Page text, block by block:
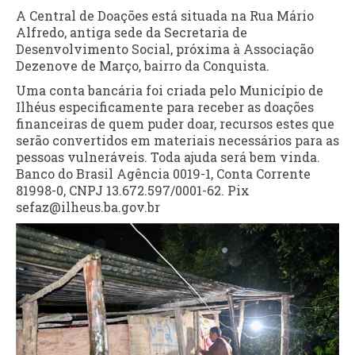
A Central de Doações está situada na Rua Mário
Alfredo, antiga sede da Secretaria de
Desenvolvimento Social, próxima à Associação
Dezenove de Março, bairro da Conquista.
Uma conta bancária foi criada pelo Município de
Ilhéus especificamente para receber as doações
financeiras de quem puder doar, recursos estes que
serão convertidos em materiais necessários para as
pessoas vulneráveis. Toda ajuda será bem vinda.
Banco do Brasil Agência 0019-1, Conta Corrente
81998-0, CNPJ 13.672.597/0001-62. Pix
sefaz@ilheus.ba.gov.br